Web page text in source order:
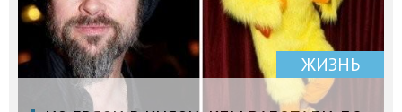
ЖИЗНЬ